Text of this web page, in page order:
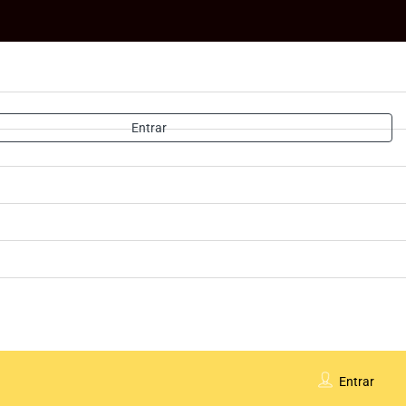
Entrar
Entrar